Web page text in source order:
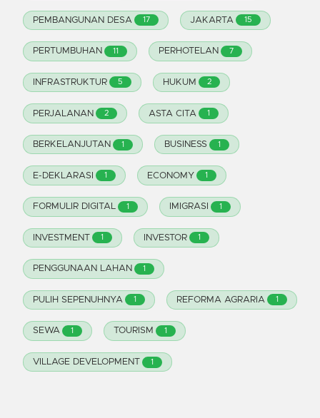
PEMBANGUNAN DESA 17 JAKARTA 15
PERTUMBUHAN 11 PERHOTELAN 7
INFRASTRUKTUR 5 HUKUM 2
PERJALANAN 2 ASTA CITA 1
BERKELANJUTAN 1 BUSINESS 1
E-DEKLARASI 1 ECONOMY 1
FORMULIR DIGITAL 1 IMIGRASI 1
INVESTMENT 1 INVESTOR 1
PENGGUNAAN LAHAN 1
PULIH SEPENUHNYA 1 REFORMA AGRARIA 1
SEWA 1 TOURISM 1
VILLAGE DEVELOPMENT 1